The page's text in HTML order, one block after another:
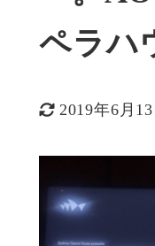
ペラハ
更新日
2019年6月13